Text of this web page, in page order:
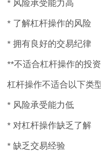
* 风险承受能力高
* 了解杠杆操作的风险
* 拥有良好的交易纪律
**不适合杠杆操作的投
杠杆操作不适合以下类
* 风险承受能力低
* 对杠杆操作缺乏了解
* 缺乏交易经验